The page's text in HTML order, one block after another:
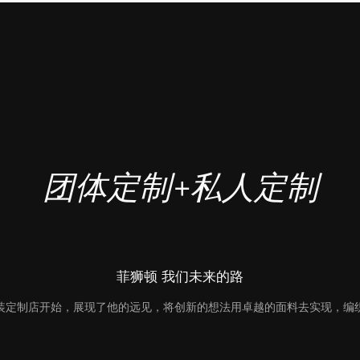
团体定制+私人定制
菲狮顿 我们未来的路
制店开始，展现了他的远见，将创新的想法用卓越的面料去实现，编